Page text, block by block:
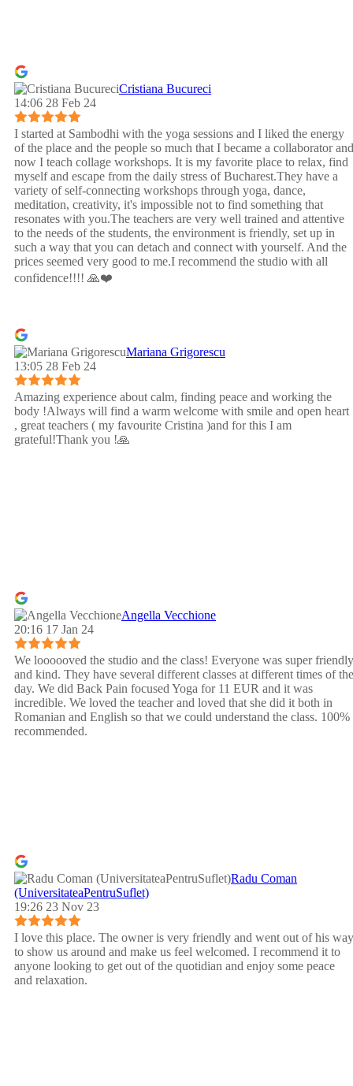
Cristiana Bucureci
14:06 28 Feb 24
I started at Sambodhi with the yoga sessions and I liked the energy
of the place and the people so much that I became a collaborator and
now I teach collage workshops. It is my favorite place to relax, find
myself and escape from the daily stress of Bucharest.They have a
variety of self-connecting workshops through yoga, dance,
meditation, creativity, it's impossible not to find something that
resonates with you.The teachers are very well trained and attentive
to the needs of the students, the environment is friendly, set up in
such a way that you can detach and connect with yourself. And the
prices seemed very good to me.I recommend the studio with all
confidence!!!! 🙏❤️
Mariana Grigorescu
13:05 28 Feb 24
Amazing experience about calm, finding peace and working the
body !Always will find a warm welcome with smile and open heart
, great teachers ( my favourite Cristina )and for this I am
grateful!Thank you !🙏
Angella Vecchione
20:16 17 Jan 24
We loooooved the studio and the class! Everyone was super friendly
and kind. They have several different classes at different times of the
day. We did Back Pain focused Yoga for 11 EUR and it was
incredible. We loved the teacher and loved that she did it both in
Romanian and English so that we could understand the class. 100%
recommended.
Radu Coman
(UniversitateaPentruSuflet)
19:26 23 Nov 23
I love this place. The owner is very friendly and went out of his way
to show us around and make us feel welcomed. I recommend it to
anyone looking to get out of the quotidian and enjoy some peace
and relaxation.